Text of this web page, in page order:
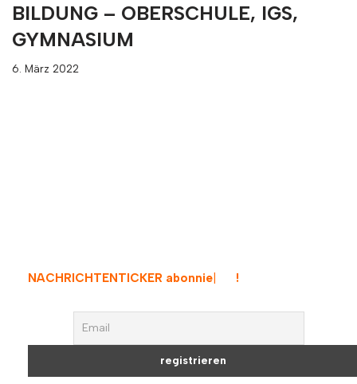
BILDUNG – OBERSCHULE, IGS,
GYMNASIUM
6. März 2022
NACHRICHTENTICKER abonnieren